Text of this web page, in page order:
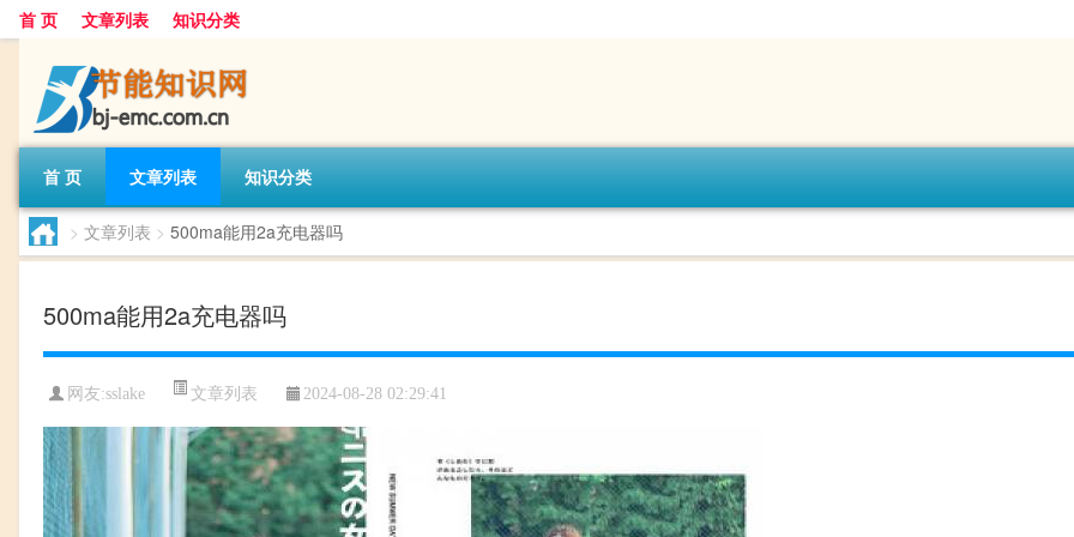
首 页 文章列表 知识分类
首 页 文章列表 知识分类
> 文章列表 > 500ma能用2a充电器吗
500ma能用2a充电器吗
网友:sslake 文章列表 2024-08-28 02:29:41